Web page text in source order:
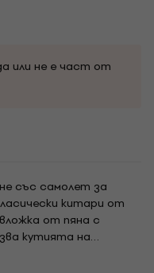
или не е част от
със самолет за
китари от
от пяна с
кутията на
е подходящо